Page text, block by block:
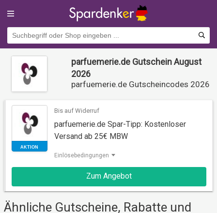
parfuemerie.de Gutschein August
2026
parfuemerie.de Gutscheincodes 2026
Bis auf Widerruf
parfuemerie.de Spar-Tipp: Kostenloser
Versand ab 25€ MBW
Einlösebedingungen
Zum Angebot
Ähnliche Gutscheine, Rabatte und